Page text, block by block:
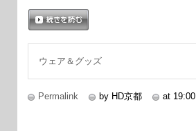
ウェア＆グッズ
Permalink by HD京都 at 19:00